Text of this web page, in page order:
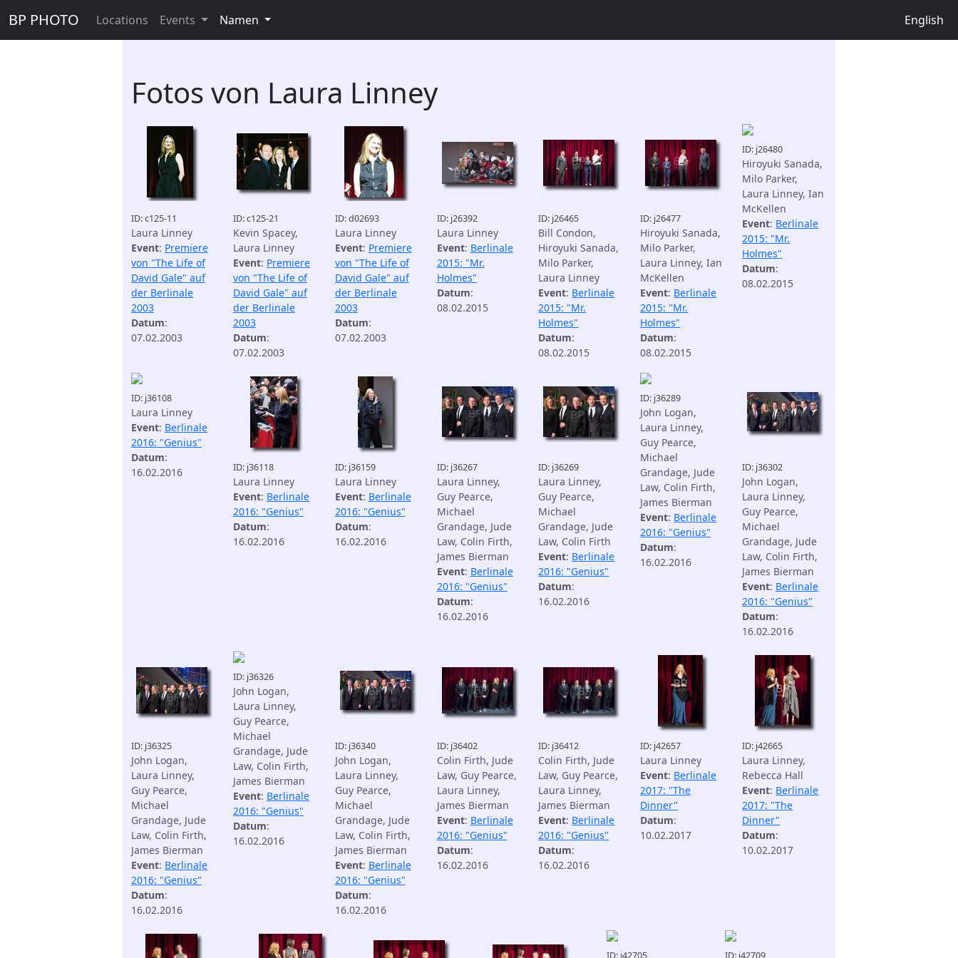
BP PHOTO Locations Events Namen English
Fotos von Laura Linney
ID: c125-11
Laura Linney
Event: Premiere
von "The Life of
David Gale" auf
der Berlinale
2003
Datum:
07.02.2003
ID: c125-21
Kevin Spacey,
Laura Linney
Event: Premiere
von "The Life of
David Gale" auf
der Berlinale
2003
Datum:
07.02.2003
ID: d02693
Laura Linney
Event: Premiere
von "The Life of
David Gale" auf
der Berlinale
2003
Datum:
07.02.2003
ID: j26392
Laura Linney
Event: Berlinale
2015: "Mr.
Holmes"
Datum:
08.02.2015
ID: j26465
Bill Condon,
Hiroyuki Sanada,
Milo Parker,
Laura Linney
Event: Berlinale
2015: "Mr.
Holmes"
Datum:
08.02.2015
ID: j26477
Hiroyuki Sanada,
Milo Parker,
Laura Linney, Ian
McKellen
Event: Berlinale
2015: "Mr.
Holmes"
Datum:
08.02.2015
ID: j26480
Hiroyuki Sanada,
Milo Parker,
Laura Linney, Ian
McKellen
Event: Berlinale
2015: "Mr.
Holmes"
Datum:
08.02.2015
ID: j36108
Laura Linney
Event: Berlinale
2016: "Genius"
Datum:
16.02.2016
ID: j36118
Laura Linney
Event: Berlinale
2016: "Genius"
Datum:
16.02.2016
ID: j36159
Laura Linney
Event: Berlinale
2016: "Genius"
Datum:
16.02.2016
ID: j36267
Laura Linney,
Guy Pearce,
Michael
Grandage, Jude
Law, Colin Firth,
James Bierman
Event: Berlinale
2016: "Genius"
Datum:
16.02.2016
ID: j36269
Laura Linney,
Guy Pearce,
Michael
Grandage, Jude
Law, Colin Firth
Event: Berlinale
2016: "Genius"
Datum:
16.02.2016
ID: j36289
John Logan,
Laura Linney,
Guy Pearce,
Michael
Grandage, Jude
Law, Colin Firth,
James Bierman
Event: Berlinale
2016: "Genius"
Datum:
16.02.2016
ID: j36302
John Logan,
Laura Linney,
Guy Pearce,
Michael
Grandage, Jude
Law, Colin Firth,
James Bierman
Event: Berlinale
2016: "Genius"
Datum:
16.02.2016
ID: j36325
John Logan,
Laura Linney,
Guy Pearce,
Michael
Grandage, Jude
Law, Colin Firth,
James Bierman
Event: Berlinale
2016: "Genius"
Datum:
16.02.2016
ID: j36326
John Logan,
Laura Linney,
Guy Pearce,
Michael
Grandage, Jude
Law, Colin Firth,
James Bierman
Event: Berlinale
2016: "Genius"
Datum:
16.02.2016
ID: j36340
John Logan,
Laura Linney,
Guy Pearce,
Michael
Grandage, Jude
Law, Colin Firth,
James Bierman
Event: Berlinale
2016: "Genius"
Datum:
16.02.2016
ID: j36402
Colin Firth, Jude
Law, Guy Pearce,
Laura Linney,
James Bierman
Event: Berlinale
2016: "Genius"
Datum:
16.02.2016
ID: j36412
Colin Firth, Jude
Law, Guy Pearce,
Laura Linney,
James Bierman
Event: Berlinale
2016: "Genius"
Datum:
16.02.2016
ID: j42657
Laura Linney
Event: Berlinale
2017: "The
Dinner"
Datum:
10.02.2017
ID: j42665
Laura Linney,
Rebecca Hall
Event: Berlinale
2017: "The
Dinner"
Datum:
10.02.2017
ID: j42705 ID: j42709